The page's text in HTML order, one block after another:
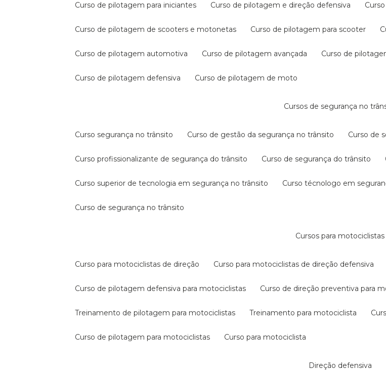
curso de pilotagem para iniciantes curso de pilotagem e direção defensiva
curso de pilotagem de scooters e motonetas curso de pilotagem para scooter
curso de pilotagem automotiva curso de pilotagem avançada curso de
curso de pilotagem defensiva curso de pilotagem de moto
cursos de segurança no
curso segurança no trânsito curso de gestão da segurança no trânsito curso de
curso profissionalizante de segurança do trânsito curso de segurança do trânsito
curso superior de tecnologia em segurança no trânsito curso técnologo em
curso de segurança no trânsito
cursos para motociclistas
curso para motociclistas de direção curso para motociclistas de direção defensiva
curso de pilotagem defensiva para motociclistas curso de direção preventiva para
treinamento de pilotagem para motociclistas treinamento para motociclista
curso de pilotagem para motociclistas curso para motociclista
direção defensiva